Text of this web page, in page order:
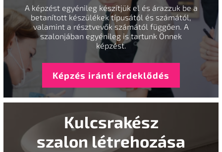
A képzést egyénileg készítjük el és árazzuk be a
betanított készülékek típusától és számától,
valamint a résztvevők számától függően. A
szalonjában egyénileg is tartunk Önnek
képzést.
Képzés iránti érdeklődés
Kulcsrakész
szalon létrehozása